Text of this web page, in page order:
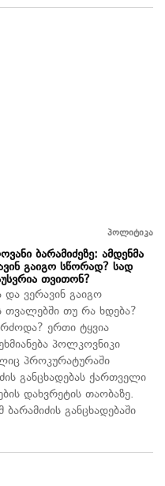
პოლიტიკა
ბარამიძეზე: ამდენმა
გაიგო სწორად? სად
თვითონ?
და ვერავინ გაიგო
თვალებში თუ რა ხდება?
ერთი ტყვია
პოლკოვნიკი
პროკურატურაში
განცხადებას ქართველი
დახვრეტის თაობაზე.
განცხადებაში